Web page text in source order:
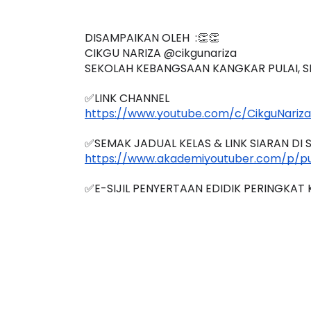
DISAMPAIKAN OLEH  :👏👏
CIKGU NARIZA @cikgunariza
SEKOLAH KEBANGSAAN KANGKAR PULAI,
✅LINK CHANNEL
https://www.youtube.com/c/CikguNariza
✅SEMAK JADUAL KELAS & LINK SIARAN DI
https://www.akademiyoutuber.com/p/
✅E-SIJIL PENYERTAAN EDIDIK PERINGKAT
KETUA PENGARAH
MALAYSIA
12 hari yang lalu
BERKUALITI
Unknown 12 hari